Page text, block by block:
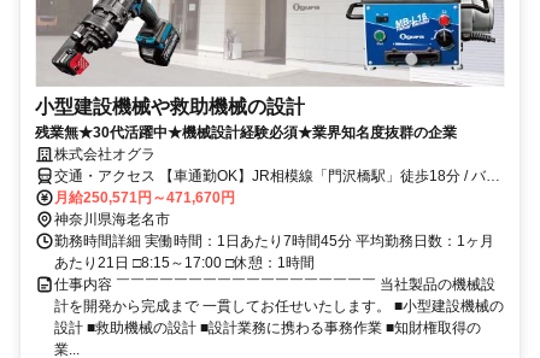
小型建設機械や救助機械の設計
残業無★30代活躍中★機械設計経験必須★業界知名度抜群の企業
株式会社オグラ
交通・アクセス 【車通勤OK】JR相模線「門沢橋駅」徒歩18分 / バス
「下河内停」徒歩8分
月給250,571円～471,670円
神奈川県海老名市
勤務時間詳細 実働時間：1日あたり7時間45分 平均勤務日数：1ヶ月
あたり21日 □8:15～17:00 □休憩：1時間
仕事内容 ￣￣￣￣￣￣￣￣￣￣￣￣￣￣￣￣￣￣ 当社製品の機械設
計を開発から完成まで 一貫してお任せいたします。 ■小型建設機械の
設計 ■救助機械の設計 ■設計業務に携わる事務作業 ■知財権取得の
業...